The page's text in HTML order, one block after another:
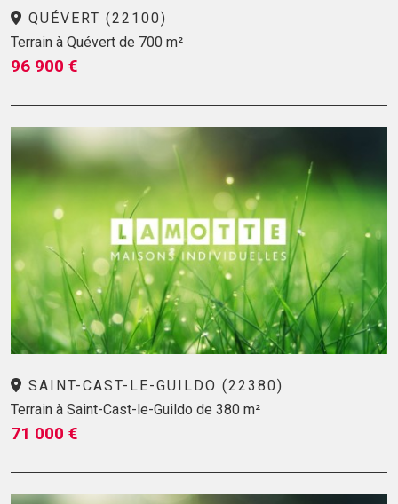
QUÉVERT (22100)
Terrain à Quévert de 700 m²
96 900 €
SAINT-CAST-LE-GUILDO (22380)
Terrain à Saint-Cast-le-Guildo de 380 m²
71 000 €